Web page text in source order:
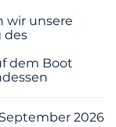
wir unsere
des
dem Boot
2026